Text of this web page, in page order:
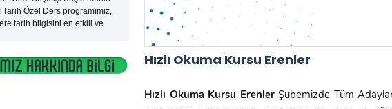
Hızlı Okuma Kursu Erenler
Hızlı Okuma Kursu Erenler Şubemizde Tüm
eşliğinde sunulan bu
lise ve üniversite hazırlık
Tarih Özel Ders programımız,
tarih bilgisini en etkili ve
verilen birebir bir eğitim
İlköğretimden liseye, üniversite